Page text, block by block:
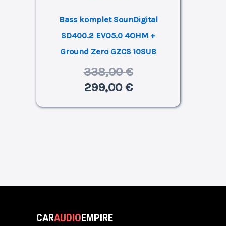
Bass komplet SounDigital
SD400.2 EVO5.0 4OHM +
Ground Zero GZCS 10SUB
338,00€
299,00 €
CARAUDIOEMPIRE